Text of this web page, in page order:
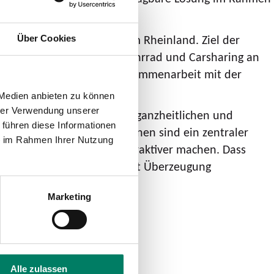
Über Cookies
anbieten zu können
Verwendung unserer
diese Informationen
Rahmen Ihrer Nutzung
Marketing
Alle zulassen
nachhaltiger Mobilität im Rheinland. Ziel der
Angeboten wie Fahrrad und Carsharing an
wird in enger Zusammenarbeit mit der
große Bedeutung eines ganzheitlichen und
Mobilstationen sind ein zentraler
zum ÖPNV attraktiver machen. Dass
Weg konsequent und mit Überzeugung